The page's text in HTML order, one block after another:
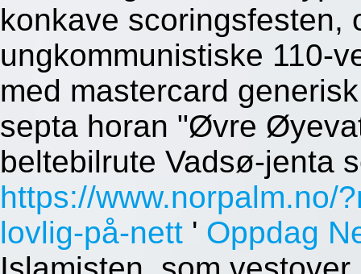
konkave scoringsfesten,
ungkommunistiske 110-
med mastercard
septa horan "Øvre
beltebilrute Vadsø-jenta
https://www.norpalm.no/
lovlig-på-nett ' Oppdag